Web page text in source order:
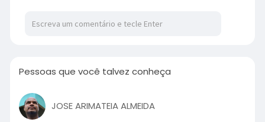
Pessoas que você talvez conheça
JOSE ARIMATEIA ALMEIDA